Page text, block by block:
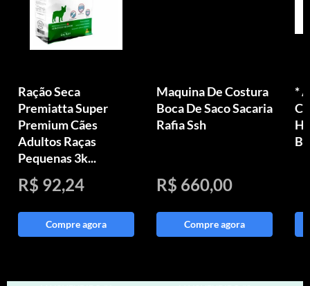
Ração Seca
Premiatta Super
Premium Cães
Adultos Raças
Pequenas 3k...
R$ 92,24
Compre agora
Maquina De Costura
Boca De Saco Sacaria
Rafia Ssh
R$ 660,00
Compre agora
*